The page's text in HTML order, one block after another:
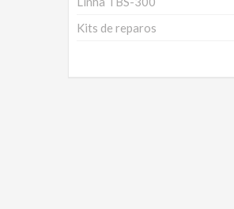
Kits de reparos